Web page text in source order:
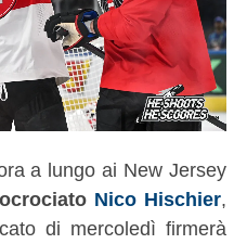
a lungo ai New Jersey
Nico Hischier,
di mercoledì firmerà